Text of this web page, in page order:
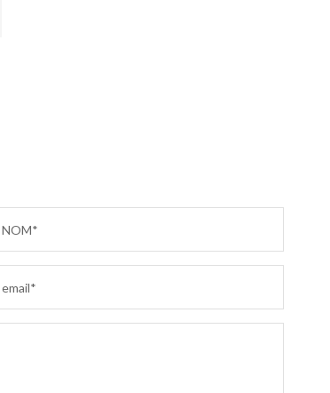
NOM*
email*